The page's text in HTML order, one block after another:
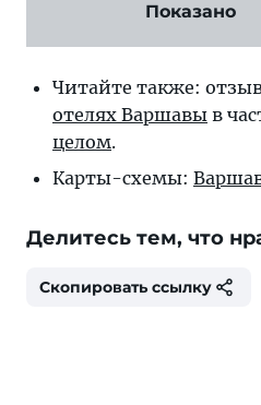
Показано
Читайте также:
отелях Варшавы в
целом.
Карты-схемы:
Делитесь тем, что
Скопировать ссылку